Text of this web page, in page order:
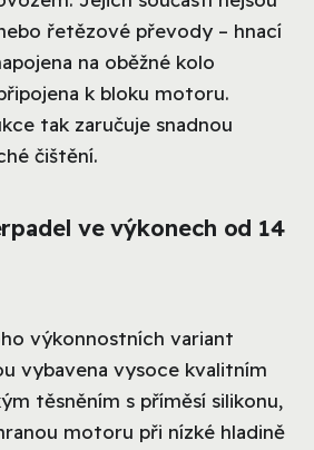
řetězové převody – hnací
na oběžné kolo
k bloku motoru.
tak zaručuje snadnou
čištění.
ve výkonech od 14
výkonnostních variant
vybavena vysoce kvalitním
těsněním s příměsí silikonu,
motoru při nízké hladině